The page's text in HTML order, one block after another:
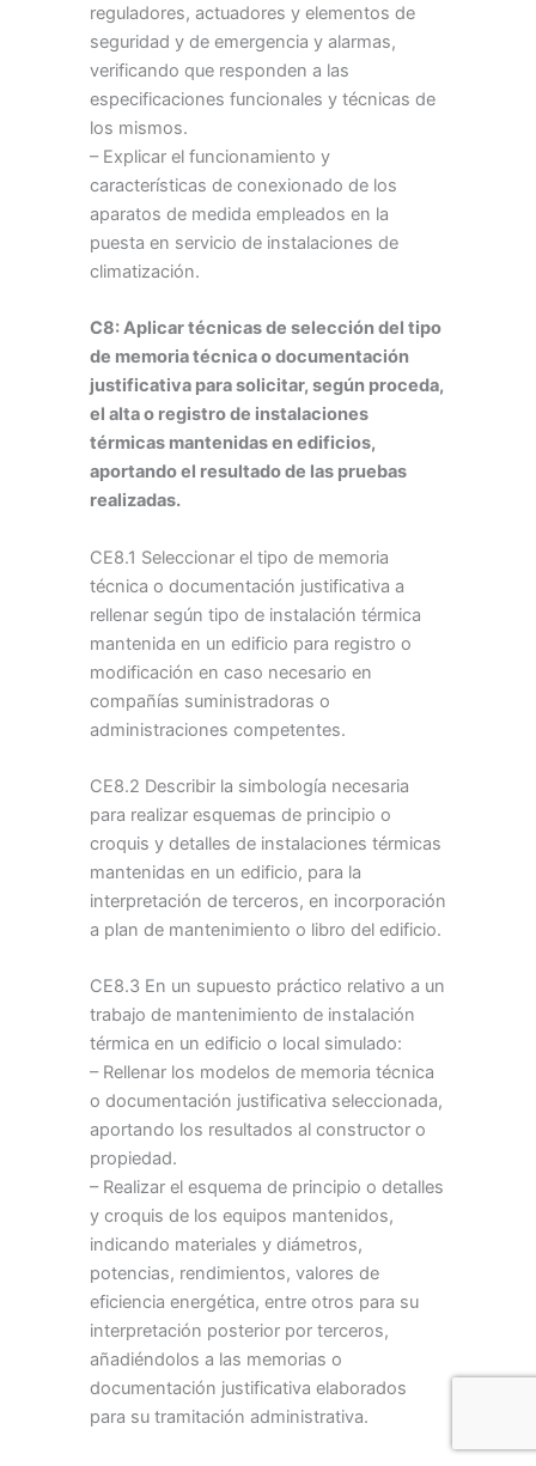
reguladores, actuadores y elementos de
seguridad y de emergencia y alarmas,
verificando que responden a las
especificaciones funcionales y técnicas de
los mismos.
– Explicar el funcionamiento y
características de conexionado de los
aparatos de medida empleados en la
puesta en servicio de instalaciones de
climatización.
C8: Aplicar técnicas de selección del tipo
de memoria técnica o documentación
justificativa para solicitar, según proceda,
el alta o registro de instalaciones
térmicas mantenidas en edificios,
aportando el resultado de las pruebas
realizadas.
CE8.1 Seleccionar el tipo de memoria
técnica o documentación justificativa a
rellenar según tipo de instalación térmica
mantenida en un edificio para registro o
modificación en caso necesario en
compañías suministradoras o
administraciones competentes.
CE8.2 Describir la simbología necesaria
para realizar esquemas de principio o
croquis y detalles de instalaciones térmicas
mantenidas en un edificio, para la
interpretación de terceros, en incorporación
a plan de mantenimiento o libro del edificio.
CE8.3 En un supuesto práctico relativo a un
trabajo de mantenimiento de instalación
térmica en un edificio o local simulado:
– Rellenar los modelos de memoria técnica
o documentación justificativa seleccionada,
aportando los resultados al constructor o
propiedad.
– Realizar el esquema de principio o detalles
y croquis de los equipos mantenidos,
indicando materiales y diámetros,
potencias, rendimientos, valores de
eficiencia energética, entre otros para su
interpretación posterior por terceros,
añadiéndolos a las memorias o
documentación justificativa elaborados
para su tramitación administrativa.